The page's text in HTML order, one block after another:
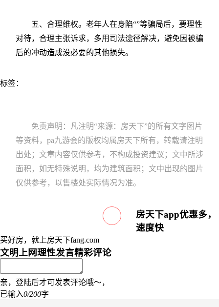
五、合理维权。老年人在身陷“”等骗局后，要理性
对待，合理主张诉求，多用司法途径解决，避免因被骗
后的冲动造成没必要的其他损失。
标签：
免责声明：凡注明“来源：房天下”的所有文字图片
等资料，pa九游会的版权均属房天下所有，转载请注明
出处；文章内容仅供参考，不构成投资建议；文中所涉
面积，如无特殊说明，均为建筑面积；文中出现的图片
仅供参考，以售楼处实际情况为准。
房天下app优惠多，
速度快
买好房，就上房天下fang.com
文明上网理性发言精彩评论
亲，登陆后才可发表评论哦～，
已输入0/200字